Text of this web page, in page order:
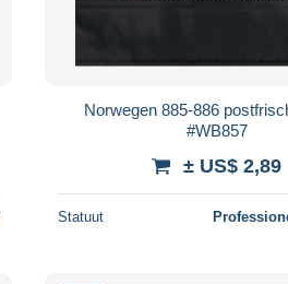
Norwegen 885-886
#WB857
± US$ 2,89
Statuut